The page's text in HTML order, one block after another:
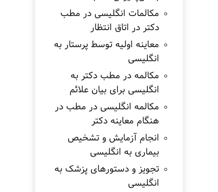
مکالمات انگلیسی در مطب
دکتر در اتاق انتظار
معاینه اولیه توسط پرستار به
انگلیسی
مکالمه در مطب دکتر به
انگلیسی برای بیان علائم
مکالمه انگلیسی در مطب در
هنگام معاینه دکتر
انجام آزمایش و تشخیص
بیماری به انگلیسی
تجویز و دستورهای پزشک به
انگلیسی